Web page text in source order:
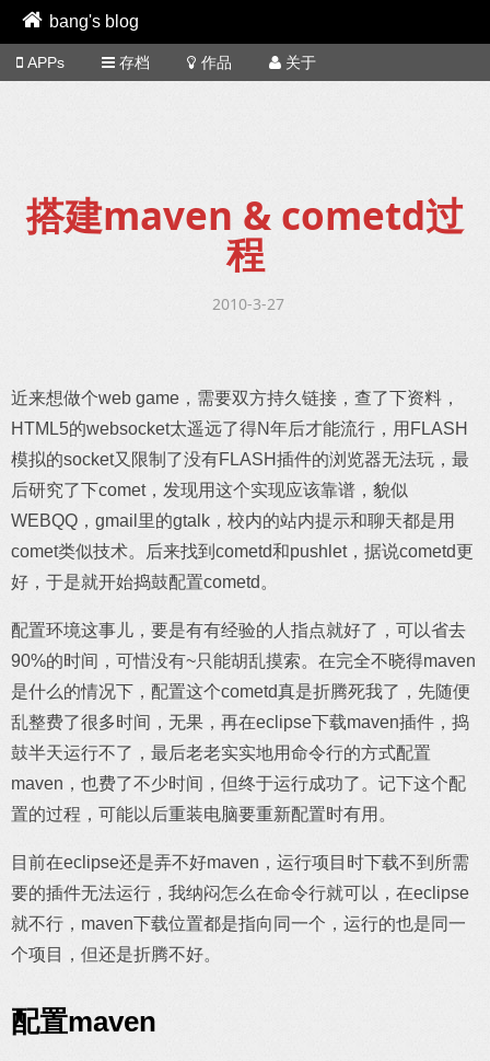
bang's blog
APPs 存档 作品 关于
搭建maven & cometd过
程
2010-3-27
近来想做个web game，需要双方持久链接，查了下资料，
HTML5的websocket太遥远了得N年后才能流行，用FLASH
模拟的socket又限制了没有FLASH插件的浏览器无法玩，最
后研究了下comet，发现用这个实现应该靠谱，貌似
WEBQQ，gmail里的gtalk，校内的站内提示和聊天都是用
comet类似技术。后来找到cometd和pushlet，据说cometd更
好，于是就开始捣鼓配置cometd。
配置环境这事儿，要是有有经验的人指点就好了，可以省去
90%的时间，可惜没有~只能胡乱摸索。在完全不晓得maven
是什么的情况下，配置这个cometd真是折腾死我了，先随便
乱整费了很多时间，无果，再在eclipse下载maven插件，捣
鼓半天运行不了，最后老老实实地用命令行的方式配置
maven，也费了不少时间，但终于运行成功了。记下这个配
置的过程，可能以后重装电脑要重新配置时有用。
目前在eclipse还是弄不好maven，运行项目时下载不到所需
要的插件无法运行，我纳闷怎么在命令行就可以，在eclipse
就不行，maven下载位置都是指向同一个，运行的也是同一
个项目，但还是折腾不好。
配置maven